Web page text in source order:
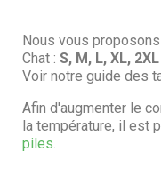
Nous vous proposons
Chat : S, M, L, XL,
Voir notre guide des
Afin d'augmenter le
la température, il est
piles.